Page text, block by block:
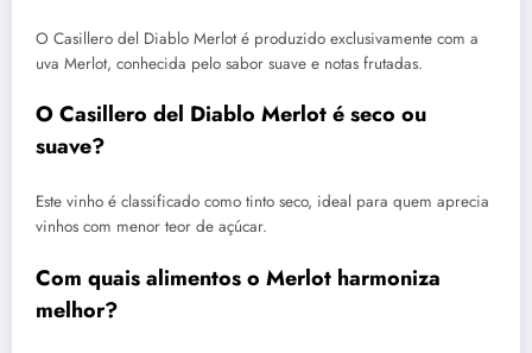
O Casillero del Diablo Merlot é produzido exclusivamente com a
uva Merlot, conhecida pelo sabor suave e notas frutadas.
O Casillero del Diablo Merlot é seco ou
suave?
Este vinho é classificado como tinto seco, ideal para quem aprecia
vinhos com menor teor de açúcar.
Com quais alimentos o Merlot harmoniza
melhor?